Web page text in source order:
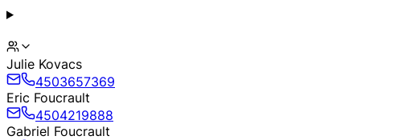
Julie Kovacs
4503657369
Eric Foucrault
4504219888
Gabriel Foucrault